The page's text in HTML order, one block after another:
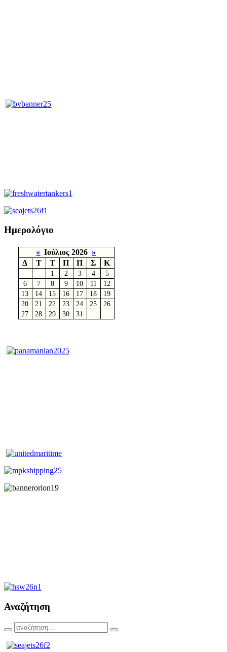
Ημερολόγιο
« Ιούλιος 2026»
Δ
Τ Τ Π Π Σ Κ
1 2 3 4
5
6
7 8 9 10 11
12
13
14 15 16 17 18
19
20
21 22 23 24 25
26
27
28 29 30 31
Αναζήτηση